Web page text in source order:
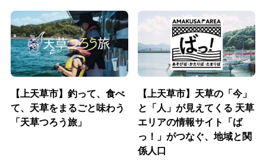
【上天草市】釣って、食べ
て、天草をまるごと味わう
「天草つろう旅」
【上天草市】天草の「今」
と「人」が見えてくる 天草
エリアの情報サイト「ば
っ！」がつなぐ、地域と関
係人口